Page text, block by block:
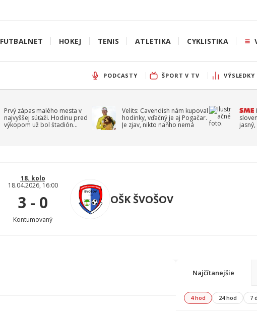
FUTBALNET HOKEJ TENIS ATLETIKA CYKLISTIKA
PODCASTY ŠPORT V TV
Prvý zápas malého mesta v
najvyššej súťaži. Hodinu pred
výkopom už bol štadión
Velits: Cavendish nám kupoval
hodinky, vďačný je aj Pogačar.
Je zjav, nikto naňho nemá
18. kolo
18.04.2026, 16:00
3 - 0
Kontumovaný
OŠK ŠVOŠOV
Najčítanejšie
4 hod 24 hod 7